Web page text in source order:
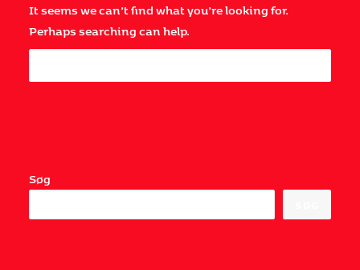
It seems we can’t find what you’re looking for.
Perhaps searching can help.
Søg